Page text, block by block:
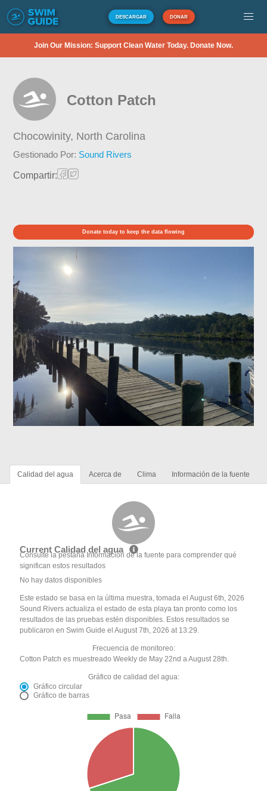
DESCARGAR DONAR
Join Our Mission: Support Clean Water Today. Donate Now.
Cotton Patch
Chocowinity, North Carolina
Gestionado Por: Sound Rivers
Compartir:
Donate today to keep the data flowing
Calidad del agua Acerca de Clima Información de la fuente
Current Calidad del agua
Consulte la pestaña Información de la fuente para comprender qué
significan estos resultados
No hay datos disponibles
Este estado se basa en la última muestra, tomada el August 6th, 2026
Sound Rivers actualiza el estado de esta playa tan pronto como los
resultados de las pruebas estén disponibles. Estos resultados se
publicaron en Swim Guide el August 7th, 2026 at 13:29.
Frecuencia de monitoreo:
Cotton Patch es muestreado Weekly de May 22nd a August 28th.
Gráfico de calidad del agua:
Gráfico circular
Gráfico de barras